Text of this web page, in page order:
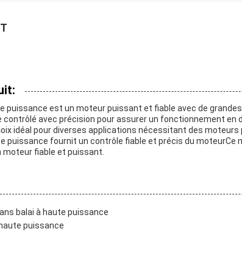
puissance est un moteur puissant et fiable avec de
avec précision pour assurer un fonctionnement en
idéal pour diverses applications nécessitant des
puissance fournit un contrôle fiable et précis du moteurCe
fiable et puissant.
balai à haute puissance
puissance